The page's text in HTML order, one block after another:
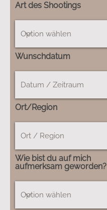
Art des Shootings
Wunschdatum
Ort/Region
Wie bist du auf mich
aufmerksam geworden?